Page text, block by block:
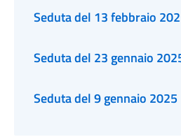
Seduta del 13 febbraio
Seduta del 23 gennaio
Seduta del 9 gennaio 2025